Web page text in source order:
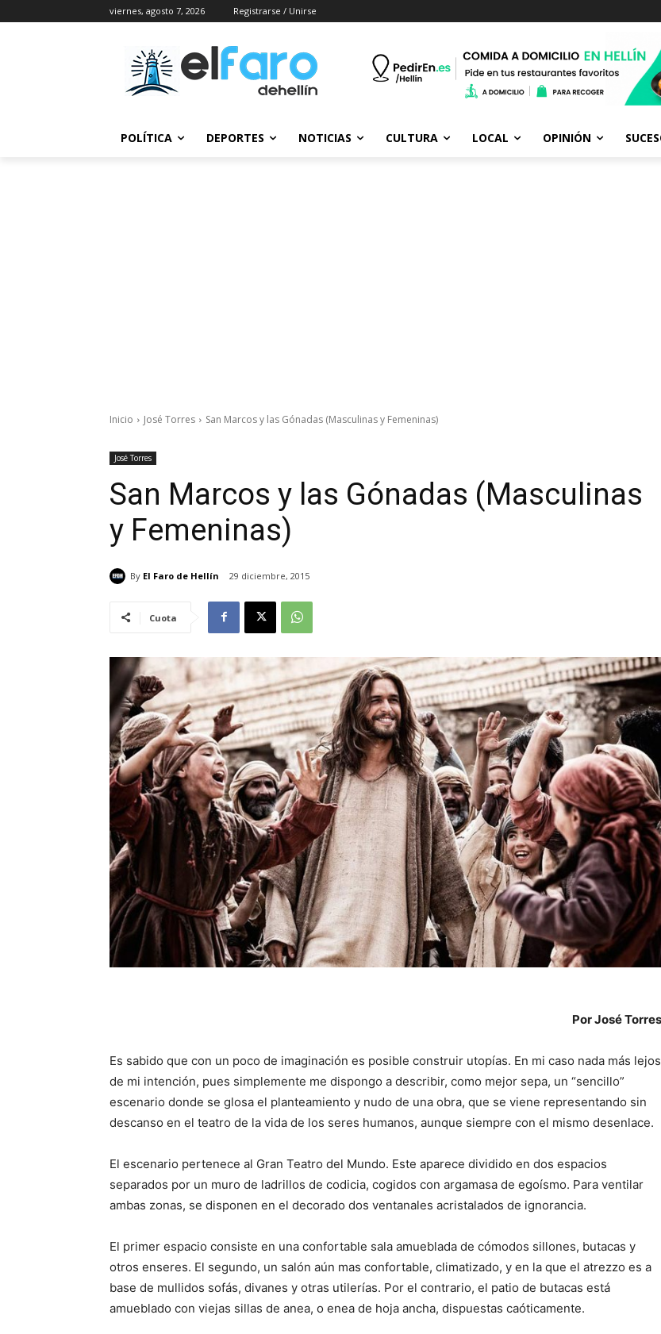
viernes, agosto 7, 2026 Registrarse / Unirse
POLÍTICA DEPORTES NOTICIAS CULTURA LOCAL OPINIÓN
Inicio José Torres San Marcos y las Gónadas (Masculinas y Femeninas)
José Torres
San Marcos y las Gónadas (Masculinas
y Femeninas)
By El Faro de Hellín 29 diciembre, 2015
Cuota
Por José Torres
Es sabido que con un poco de imaginación es posible construir utopías. En mi caso nada más lejos
de mi intención, pues simplemente me dispongo a describir, como mejor sepa, un “sencillo”
escenario donde se glosa el planteamiento y nudo de una obra, que se viene representando sin
descanso en el teatro de la vida de los seres humanos, aunque siempre con el mismo desenlace.
El escenario pertenece al Gran Teatro del Mundo. Este aparece dividido en dos espacios
separados por un muro de ladrillos de codicia, cogidos con argamasa de egoísmo. Para ventilar
ambas zonas, se disponen en el decorado dos ventanales acristalados de ignorancia.
El primer espacio consiste en una confortable sala amueblada de cómodos sillones, butacas y
otros enseres. El segundo, un salón aún mas confortable, climatizado, y en la que el atrezzo es a
base de mullidos sofás, divanes y otras utilerías. Por el contrario, el patio de butacas está
amueblado con viejas sillas de anea, o enea de hoja ancha, dispuestas caóticamente.